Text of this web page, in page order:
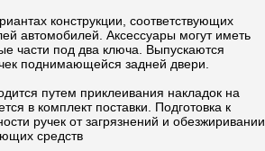
конструкции, соответствующих
автомобилей. Аксессуары могут иметь
части под два ключа. Выпускаются
поднимающейся задней двери.
путем приклеивания накладок на
в комплект поставки. Подготовка к
ручек от загрязнений и обезжиривании
средств